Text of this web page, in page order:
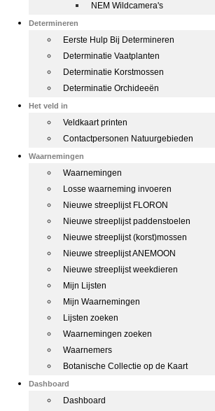
NEM Wildcamera's
Determineren
Eerste Hulp Bij Determineren
Determinatie Vaatplanten
Determinatie Korstmossen
Determinatie Orchideeën
Het veld in
Veldkaart printen
Contactpersonen Natuurgebieden
Waarnemingen
Waarnemingen
Losse waarneming invoeren
Nieuwe streeplijst FLORON
Nieuwe streeplijst paddenstoelen
Nieuwe streeplijst (korst)mossen
Nieuwe streeplijst ANEMOON
Nieuwe streeplijst weekdieren
Mijn Lijsten
Mijn Waarnemingen
Lijsten zoeken
Waarnemingen zoeken
Waarnemers
Botanische Collectie op de Kaart
Dashboard
Dashboard